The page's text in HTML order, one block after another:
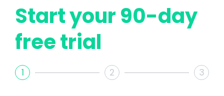
Pricing
Start your 90-day
free trial
1 2 3